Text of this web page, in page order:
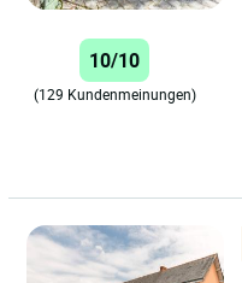
10/10
(129 Kundenmeinungen)